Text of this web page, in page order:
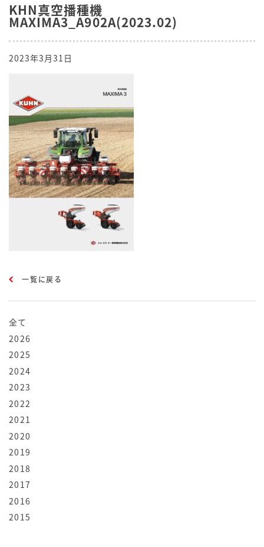
全て
2026
2025
2024
2023
2022
2021
2020
2019
2018
2017
2016
2015
KHN真空播種機
MAXIMA3_A902A(2023.02)
2023年3月31日
一覧に戻る